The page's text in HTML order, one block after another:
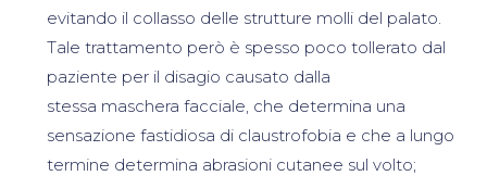
evitando il collasso delle strutture molli del palato.
Tale trattamento però è spesso poco tollerato dal
paziente per il disagio causato dalla
stessa maschera facciale, che determina una
sensazione fastidiosa di claustrofobia e che a lungo
termine determina abrasioni cutanee sul volto;